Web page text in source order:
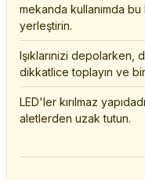
mekanda kullanımda bu
yerleştirin.
Işıklarınizi depolarken,
dikkatlice toplayın ve
LED'ler kırılmaz
aletlerden uzak tutun.